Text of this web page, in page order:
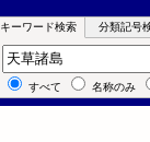
キーワード検索 分類記号
キーワード検索
すべて 名称のみ